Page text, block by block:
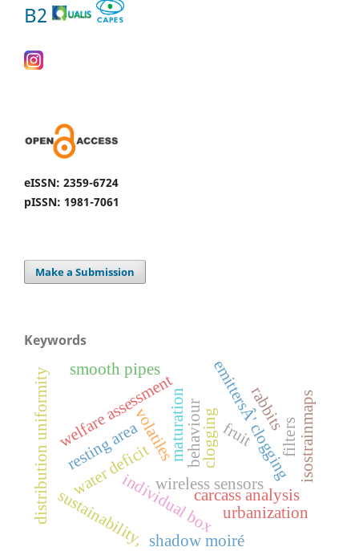
B2
eISSN: 2359-6724
pISSN: 1981-7061
Make a Submission
Keywords
water deficit
maturation
welfare assessment
individual box
wireless sensors
sustainability,
distribution uniformity emittersÂ' clogging
fruit
volatiles clogging filters
behaviour
resting area
carcass analysis
smooth pipes
isostrainmaps
shadow moiré
rabbits
urbanization